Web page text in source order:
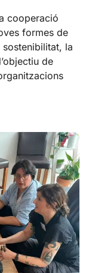
cooperació
formes de
sostenibilitat, la
de